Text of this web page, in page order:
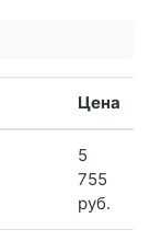
Цена
5
755
руб.